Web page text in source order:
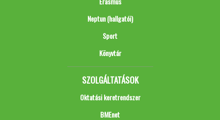
Neptun (hallgatói)
Sport
Könyvtár
SZOLGÁLTATÁSOK
Oktatási keretrendszer
BMEnet